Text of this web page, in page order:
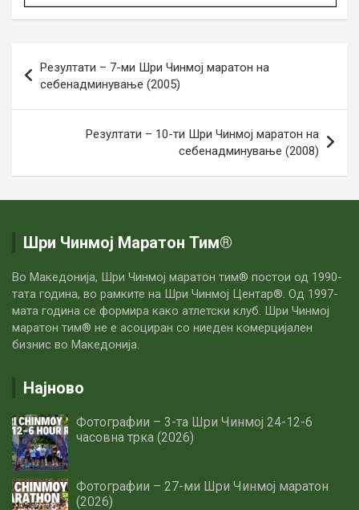
на
напис
Резултати – 7-ми Шри Чинмој маратон на
себенадминување (2005)
Резултати – 10-ти Шри Чинмој маратон на
себенадминување (2008)
Шри Чинмој Маратон Тим®
Во Македонија, Шри Чинмој маратон тим® постои од 1990-
тата година, во рамките на Шри Чинмој Центар®. Од 1997-
мата година се формира како атлетски клуб. Шри Чинмој
маратон тим® не е асоциран со ниеден комерцијален
бизнис во Македонија.
Најново
Фотографии – 3-та Шри Чинмој 24-12-6
часовна трка (2026)
Фотографии – 27-ми Шри Чинмој маратон
(2026)